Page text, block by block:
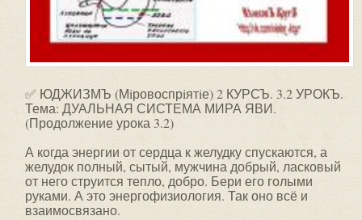
✅ ЮДЖИЗМЪ (Мiровоспрiятiе) 2 КУРСЪ. 3.2 УРОКЪ.
Тема: ДУАЛЬНАЯ СИСТЕМА МИРА ЯВИ.
(Продолжение урока 3.2)
А когда энергии от сердца к желудку спускаются, а
желудок полный, сытый, мужчина добрый, ласковый
от него струится тепло, добро. Бери его голыми
руками. А это энергофизиология. Так оно всё и
взаимосвязано.